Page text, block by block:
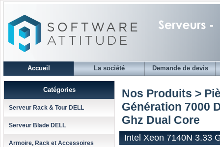
Accueil La société Demande de devis
Catégories
Serveur Rack & Tour DELL
Serveur Blade DELL
Armoire, Rack et Accessoires
Nos Produits >
Génération 7000
Ghz Dual Core
Intel Xeon 7140N 3.33